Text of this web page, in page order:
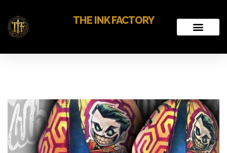
THE INK FACTORY